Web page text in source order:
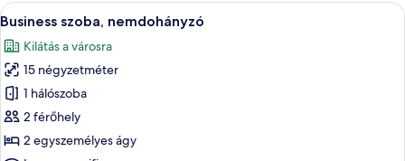
A
következő
szoba
összes
képének
megtekintése:
Business
Egy szállodai szoba, amelyben egy
6
Business szoba, nemdohányzó
Kilátás a városra
15 négyzetméter
1 hálószoba
2 férőhely
2 egyszemélyes ágy